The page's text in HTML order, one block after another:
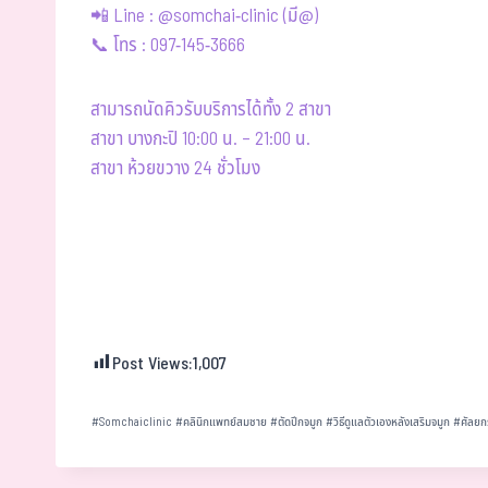
📲 Line : @somchai-clinic (มี@)
📞 โทร : 097-145-3666
สามารถนัดคิวรับบริการได้ทั้ง 2 สาขา
สาขา บางกะปิ 10:00 น. – 21:00 น.
สาขา ห้วยขวาง 24 ชั่วโมง
Post Views:1,007
#Somchaiclinic #คลินิกแพทย์สมชาย #ตัดปีกจมูก#วิธีดูแลตัวเองหลังเสริมจมูก#ศัลย